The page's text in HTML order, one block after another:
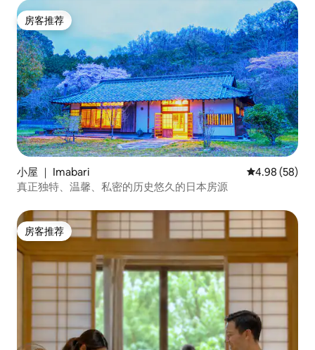
房客推荐
房客推荐
小屋 ｜ Imabari 平均评分 4.98
4.98 (58)
真正独特、温馨、私密的历史悠久的日本房源
房客推荐
房客推荐